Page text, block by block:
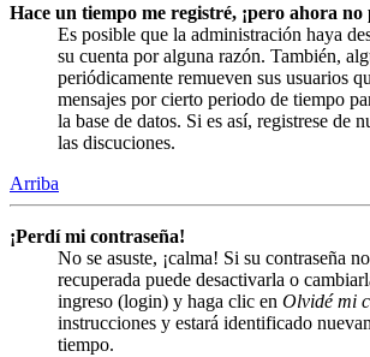
Hace un tiempo me registré, ¡pero ahora no
Es posible que la administración haya
su cuenta por alguna razón. También,
periódicamente remueven sus usuarios
mensajes por cierto periodo de tiempo
la base de datos. Si es así, registrese de
las discuciones.
Arriba
¡Perdí mi contraseña!
No se asuste, ¡calma! Si su contraseña
recuperada puede desactivarla o
ingreso (login) y haga clic en Olvidé mi
instrucciones y estará identificado
tiempo.